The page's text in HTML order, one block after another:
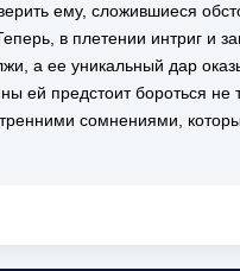
ему, сложившиеся
в плетении интриг и
а ее уникальный дар
ей предстоит бороться не
сомнениями,